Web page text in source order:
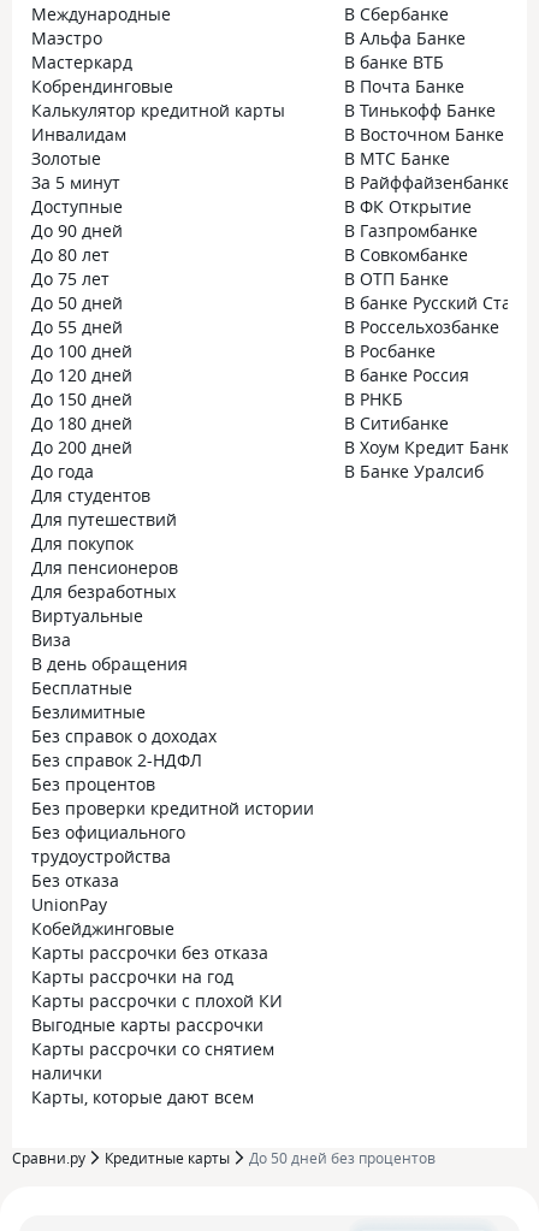
Международные
Маэстро
Мастеркард
Кобрендинговые
Калькулятор кредитной карты
Инвалидам
Золотые
За 5 минут
Доступные
До 90 дней
До 80 лет
До 75 лет
До 50 дней
До 55 дней
До 100 дней
До 120 дней
До 150 дней
До 180 дней
До 200 дней
До года
Для студентов
Для путешествий
Для покупок
Для пенсионеров
Для безработных
Виртуальные
Виза
В день обращения
Бесплатные
Безлимитные
Без справок о доходах
Без справок 2-НДФЛ
Без процентов
Без проверки кредитной истории
Без официального
трудоустройства
Без отказа
UnionPay
Кобейджинговые
Карты рассрочки без отказа
Карты рассрочки на год
Карты рассрочки с плохой КИ
Выгодные карты рассрочки
Карты рассрочки со снятием
налички
Карты, которые дают всем
В Сбербанке
В Альфа Банке
В банке ВТБ
В Почта Банке
В Тинькофф Банке
В Восточном Банке
В МТС Банке
В Райффайзенбанке
В ФК Открытие
В Газпромбанке
В Совкомбанке
В ОТП Банке
В банке Русский
В Россельхозбанке
В Росбанке
В банке Россия
В РНКБ
В Ситибанке
В Хоум Кредит Банке
В Банке Уралсиб
Сравни.ру Кредитные карты До 50 дней без процентов